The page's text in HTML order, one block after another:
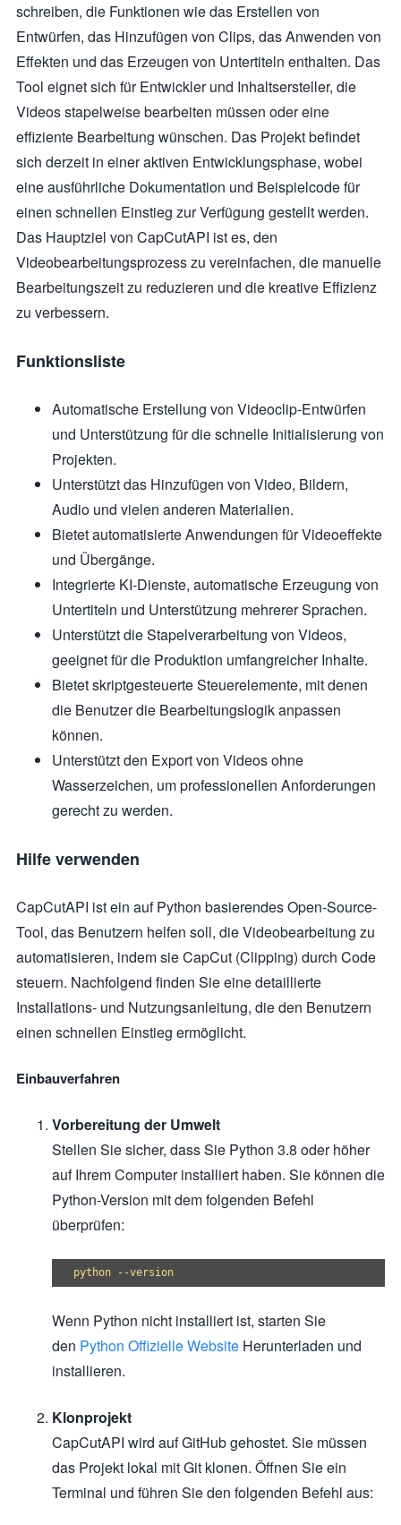
schreiben, die Funktionen wie das Erstellen von
Entwürfen, das Hinzufügen von Clips, das Anwenden von
Effekten und das Erzeugen von Untertiteln enthalten. Das
Tool eignet sich für Entwickler und Inhaltsersteller, die
Videos stapelweise bearbeiten müssen oder eine
effiziente Bearbeitung wünschen. Das Projekt befindet
sich derzeit in einer aktiven Entwicklungsphase, wobei
eine ausführliche Dokumentation und Beispielcode für
einen schnellen Einstieg zur Verfügung gestellt werden.
Das Hauptziel von CapCutAPI ist es, den
Videobearbeitungsprozess zu vereinfachen, die manuelle
Bearbeitungszeit zu reduzieren und die kreative Effizienz
zu verbessern.
Funktionsliste
Automatische Erstellung von Videoclip-Entwürfen
und Unterstützung für die schnelle Initialisierung von
Projekten.
Unterstützt das Hinzufügen von Video, Bildern,
Audio und vielen anderen Materialien.
Bietet automatisierte Anwendungen für Videoeffekte
und Übergänge.
Integrierte KI-Dienste, automatische Erzeugung von
Untertiteln und Unterstützung mehrerer Sprachen.
Unterstützt die Stapelverarbeitung von Videos,
geeignet für die Produktion umfangreicher Inhalte.
Bietet skriptgesteuerte Steuerelemente, mit denen
die Benutzer die Bearbeitungslogik anpassen
können.
Unterstützt den Export von Videos ohne
Wasserzeichen, um professionellen Anforderungen
gerecht zu werden.
Hilfe verwenden
CapCutAPI ist ein auf Python basierendes Open-Source-
Tool, das Benutzern helfen soll, die Videobearbeitung zu
automatisieren, indem sie CapCut (Clipping) durch Code
steuern. Nachfolgend finden Sie eine detaillierte
Installations- und Nutzungsanleitung, die den Benutzern
einen schnellen Einstieg ermöglicht.
Einbauverfahren
Vorbereitung der Umwelt
Stellen Sie sicher, dass Sie Python 3.8 oder höher
auf Ihrem Computer installiert haben. Sie können die
Python-Version mit dem folgenden Befehl
überprüfen:
Wenn Python nicht installiert ist, starten Sie
den Python Offizielle Website Herunterladen und
installieren.
Klonprojekt
CapCutAPI wird auf GitHub gehostet. Sie müssen
das Projekt lokal mit Git klonen. Öffnen Sie ein
Terminal und führen Sie den folgenden Befehl aus: